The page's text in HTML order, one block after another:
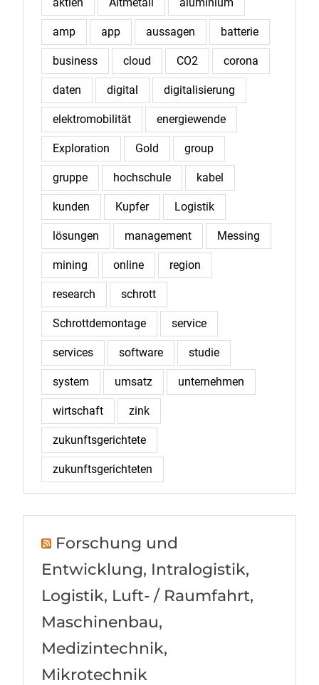
amp app aussagen batterie
business cloud CO2 corona
daten digital digitalisierung
elektromobilität energiewende
Exploration Gold group
gruppe hochschule kabel
kunden Kupfer Logistik
lösungen management Messing
mining online region
research schrott
Schrottdemontage service
services software studie
system umsatz unternehmen
wirtschaft zink
zukunftsgerichtete
zukunftsgerichteten
Forschung und
Entwicklung, Intralogistik,
Logistik, Luft- / Raumfahrt,
Maschinenbau,
Medizintechnik,
Mikrotechnik